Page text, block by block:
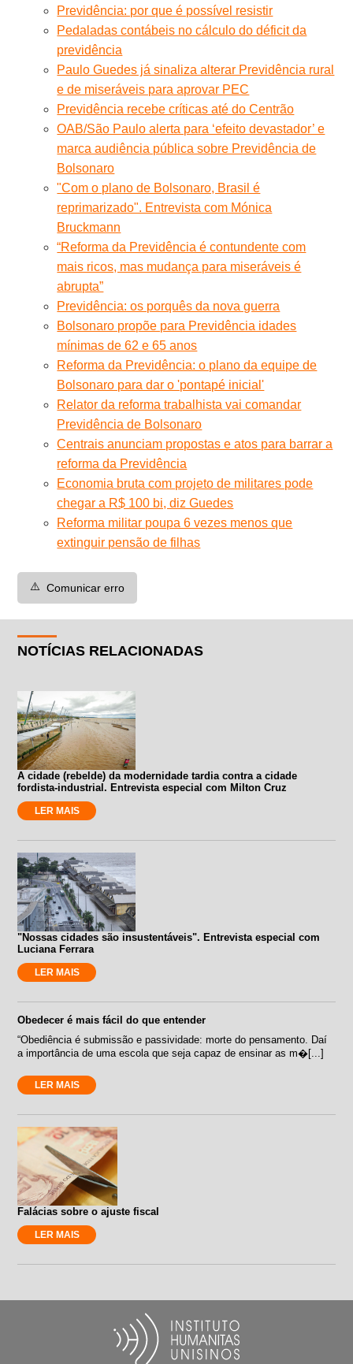
Previdência: por que é possível resistir
Pedaladas contábeis no cálculo do déficit da
previdência
Paulo Guedes já sinaliza alterar Previdência rural
e de miseráveis para aprovar PEC
Previdência recebe críticas até do Centrão
OAB/São Paulo alerta para ‘efeito devastador’ e
marca audiência pública sobre Previdência de
Bolsonaro
"Com o plano de Bolsonaro, Brasil é
reprimarizado". Entrevista com Mónica
Bruckmann
“Reforma da Previdência é contundente com
mais ricos, mas mudança para miseráveis é
abrupta”
Previdência: os porquês da nova guerra
Bolsonaro propõe para Previdência idades
mínimas de 62 e 65 anos
Reforma da Previdência: o plano da equipe de
Bolsonaro para dar o 'pontapé inicial'
Relator da reforma trabalhista vai comandar
Previdência de Bolsonaro
Centrais anunciam propostas e atos para barrar a
reforma da Previdência
Economia bruta com projeto de militares pode
chegar a R$ 100 bi, diz Guedes
Reforma militar poupa 6 vezes menos que
extinguir pensão de filhas
⚠️ Comunicar erro
NOTÍCIAS RELACIONADAS
A cidade (rebelde) da modernidade tardia contra a cidade
fordista-industrial. Entrevista especial com Milton Cruz
LER MAIS
"Nossas cidades são insustentáveis". Entrevista especial com
Luciana Ferrara
LER MAIS
Obedecer é mais fácil do que entender
“Obediência é submissão e passividade: morte do pensamento. Daí
a importância de uma escola que seja capaz de ensinar as m�[...]
LER MAIS
Falácias sobre o ajuste fiscal
LER MAIS